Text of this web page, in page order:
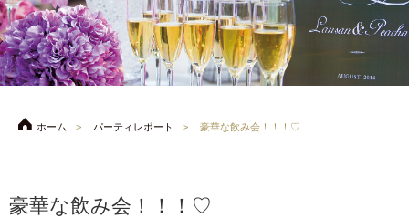
ホーム パーティレポート 豪華な飲み会！！！♡
豪華な飲み会！！！♡